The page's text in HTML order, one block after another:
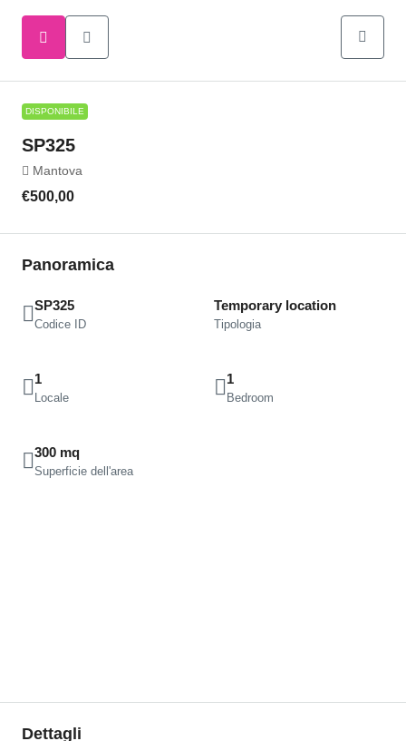
DISPONIBILE
SP325
Mantova
€500,00
Panoramica
SP325
Codice ID
Temporary location
Tipologia
1
Locale
1
Bedroom
300 mq
Superficie dell'area
Dettagli